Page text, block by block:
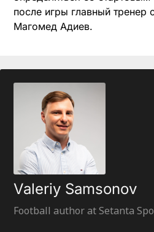
после игры главный тренер
Магомед Адиев.
Valeriy Samsonov
Football author at Setanta